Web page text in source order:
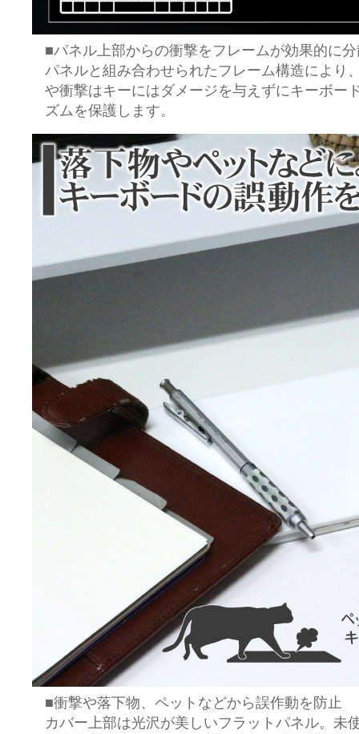
■パネル上部からの衝撃をフレームが効果的に
パネルと組み合わせられたフレーム構造により
や衝撃はキーにはダメージを与えずにキーボー
ズムを保護します。
■衝撃や落下物、ペットなどから誤作動を防止
カバー上部は光沢が美しいフラットパネル。未